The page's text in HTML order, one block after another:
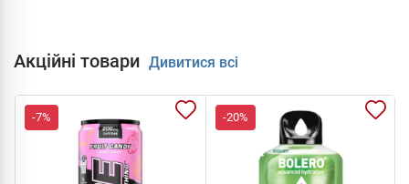
Акційні товари Дивитися всі
-7% -20%